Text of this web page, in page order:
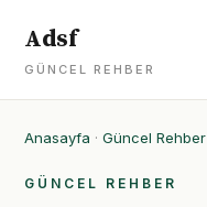
Adsf
GÜNCEL REHBER
Anasayfa · Güncel Rehber
GÜNCEL REHBER